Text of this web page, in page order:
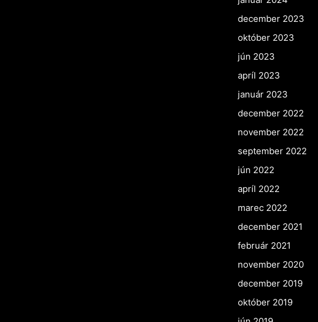
december 2023
október 2023
jún 2023
apríl 2023
január 2023
december 2022
november 2022
september 2022
jún 2022
apríl 2022
marec 2022
december 2021
február 2021
november 2020
december 2019
október 2019